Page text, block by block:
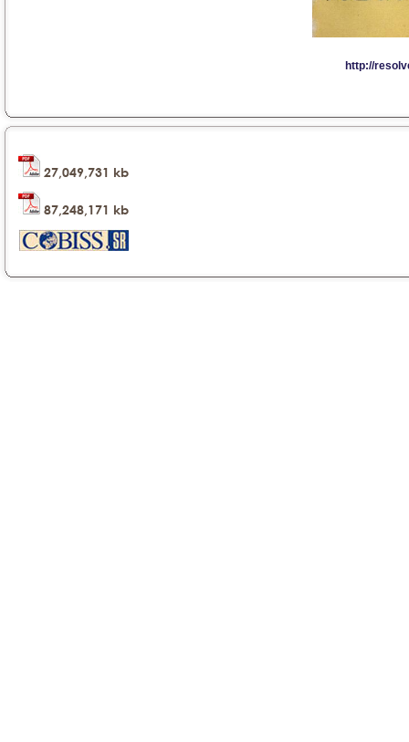
27,049,731 kb
87,248,171 kb